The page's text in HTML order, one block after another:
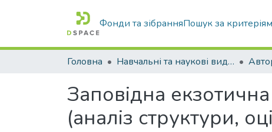
Фонди та зібранняПошук за
Головна Навчальні та наукові видання
Заповідна
(аналіз структури,